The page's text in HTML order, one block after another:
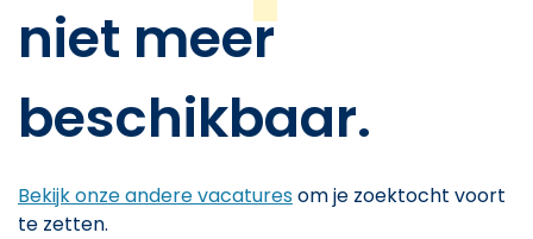
niet meer
beschikbaar.
Bekijk onze andere vacaturesom je zoektocht voort
te zetten.